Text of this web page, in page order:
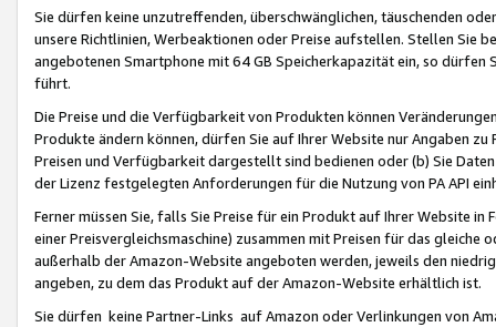
Sie dürfen keine unzutreffenden, überschwänglichen, täuschenden
unsere Richtlinien, Werbeaktionen oder Preise aufstellen. Stellen Sie
angebotenen Smartphone mit 64 GB Speicherkapazität ein, so dürfen
führt.
Die Preise und die Verfügbarkeit von Produkten können
Produkte ändern können, dürfen Sie auf Ihrer Website nur Angaben
Preisen und Verfügbarkeit dargestellt sind bedienen oder (b) Sie
der Lizenz festgelegten Anforderungen für die Nutzung von PA API
Ferner müssen Sie, falls Sie Preise für ein Produkt auf Ihrer Website
einer Preisvergleichsmaschine) zusammen mit Preisen für das
außerhalb der Amazon-Website angeboten werden, jeweils den
angeben, zu dem das Produkt auf der Amazon-Website erhältlich ist.
Sie dürfen keine Partner-Links auf Amazon oder Verlinkungen von